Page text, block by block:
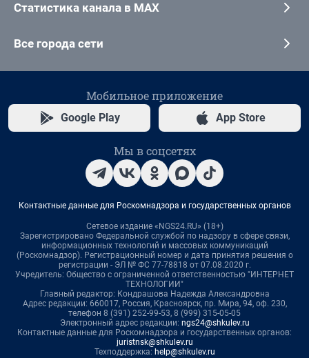
Статистика канала в MAX
Все города сети
Мобильное приложение
Google Play App Store
Мы в соцсетях
Контактные данные для Роскомнадзора и государственных органов
Сетевое издание «NGS24.RU» (18+)
Зарегистрировано Федеральной службой по надзору в сфере связи,
информационных технологий и массовых коммуникаций
(Роскомнадзор). Регистрационный номер и дата принятия решения о
регистрации - ЭЛ № ФС 77-78818 от 07.08.2020 г.
Учредитель: Общество с ограниченной ответственностью "ИНТЕРНЕТ
ТЕХНОЛОГИИ"
Главный редактор: Кондрашова Надежда Александровна
Адрес редакции: 660017, Россия, Красноярск, пр. Мира, 94, оф. 230,
телефон 8 (391) 252-99-53, 8 (999) 315-05-05
Электронный адрес редакции: ngs24@shkulev.ru
Контактные данные для Роскомнадзора и государственных органов:
juristnsk@shkulev.ru
Техподдержка: help@shkulev.ru